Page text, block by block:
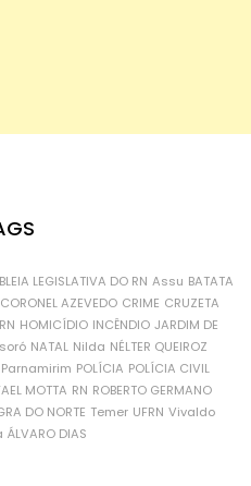
LEGISLATIVA DO RN Assu BATATA
CORONEL AZEVEDO CRIME CRUZETA
HOMICÍDIO INCÊNDIO JARDIM DE
NATAL Nilda NÉLTER QUEIROZ
Parnamirim POLÍCIA POLÍCIA CIVIL
MOTTA RN ROBERTO GERMANO
DO NORTE Temer UFRN Vivaldo
ÁLVARO DIAS